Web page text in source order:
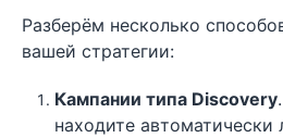
Разберём несколько
вашей стратегии:
Кампании типа Discovery
находите автоматически